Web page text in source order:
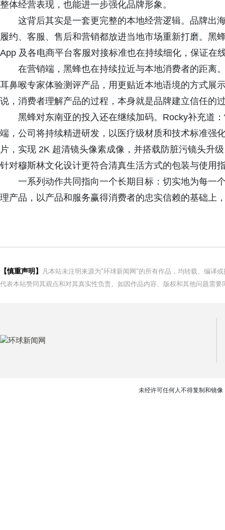
整体经营表现，也能进一步强化品牌形象。
这背后其实是一套更完整的本地经营逻辑。品牌出
履约、客服、售后和营销都放进当地市场重新打磨。黑
App 及各电商平台客服对接标准也在持续细化，保证在
在营销端，黑蜂也在持续拉近与本地消费者的距离
耳鼻喉专家体验测评产品，用更贴近本地语境的方式展
说，消费者理解产品的过程，本身就是品牌建立信任的
黑蜂对东南亚的投入还在继续加码。Rocky补充道：
端，公司将持续精进研发，以医疗级材质和技术标准强
片，实现 2K 超清镜头像素成像，并搭载防脏污镜头升
针对穆斯林文化设计更符合清真生活方式的包装与使用
一系列动作共同指向一个长期目标：切实地为每一
理产品，以产品和服务赢得消费者的忠实信赖的基础上
【慎重声明】
凡本站未注明来源为"环球新闻网"的所有作品，均转载、编译
代表本站赞同其观点和对其真实性负责。如因作品内容、版权和其他问题需
未经许可任何人不得复制和镜